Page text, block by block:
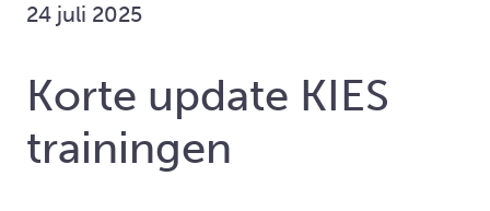
24 juli 2025
Korte update KIES
trainingen